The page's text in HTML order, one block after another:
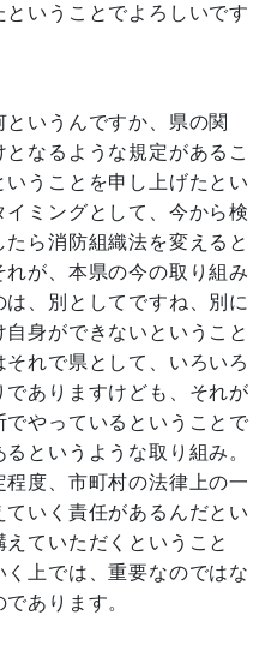
いうことでよろしいです
いうんですか、県の関
なるような規定があるこ
うことを申し上げたとい
ミングとして、今から検
ら消防組織法を変えると
が、本県の今の取り組み
、別としてですね、別に
身ができないということ
れで県として、いろいろ
ありますけども、それが
やっているということで
というような取り組み。
度、市町村の法律上の一
いく責任があるんだとい
ていただくということ
上では、重要なのではな
あります。